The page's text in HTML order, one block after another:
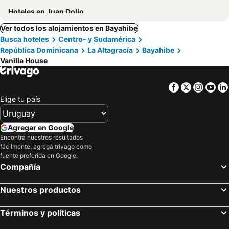
Hoteles en Juan Dolio
Ver todos los alojamientos en Bayahibe
Busca hoteles
Centro- y Sudamérica
República Dominicana
La Altagracía
Bayahibe
Vanilla House
Facebook
Twitter
Elige tu país
Agregar en Google
Encontrá nuestros resultados
fácilmente: agregá trivago como
fuente preferida en Google.
Compañía
Nuestros productos
Términos y políticas